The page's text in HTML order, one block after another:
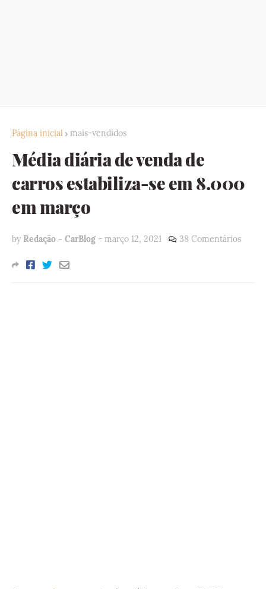
Página inicial mais-vendidos
Média diária de venda de
carros estabiliza-se em 8.000
em março
by Redação - CarBlog - março 12, 2021 38 Comentários